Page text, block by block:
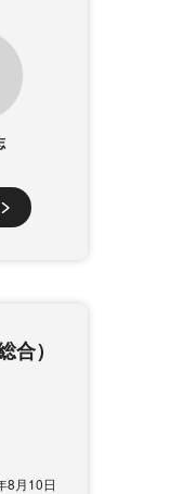
合）
8月10日